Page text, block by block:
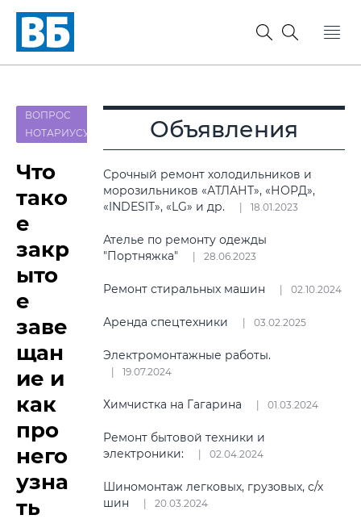
ВОПРОС
НОТАРИУСУ
Что
тако
е
закр
ыто
е
заве
щан
ие и
как
про
него
узна
ть
Объявления
Срочный ремонт холодильников и
морозильников «АТЛАНТ», «НОРД»,
«INDESIT», «LG» и др.
18.01.2023
Ателье по ремонту одежды
"Портняжка"
28.06.2023
Ремонт стиральных машин 02.10.2024
Аренда спецтехники 03.02.2025
Электромонтажные работы.
19.07.2024
Химчистка на Гагарина 01.03.2024
Ремонт бытовой техники и
электроники:
02.04.2024
Шиномонтаж легковых, грузовых, с/х
шин
20.03.2024